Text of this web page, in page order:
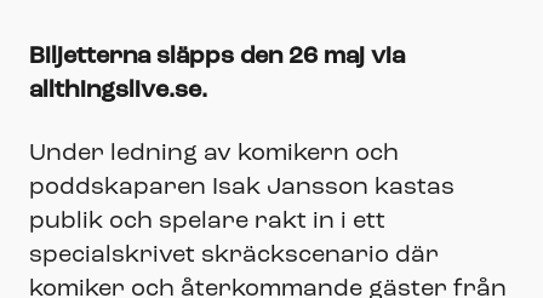
Biljetterna släpps den 26 maj via
allthingslive.se.
Under ledning av komikern och
poddskaparen Isak Jansson kastas
publik och spelare rakt in i ett
specialskrivet skräckscenario där
komiker och återkommande gäster från